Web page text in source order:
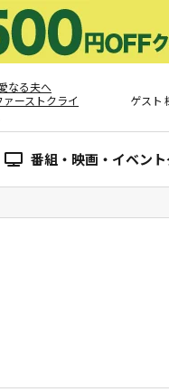
なる夫へ
ァーストクライ
ゲスト
番組・映画・イベン